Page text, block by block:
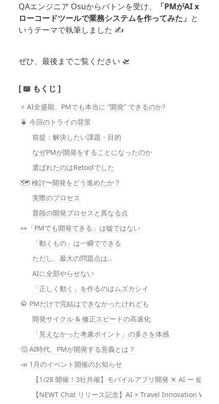
QAエンジニア Osuからバトンを受け、
「PMがAI x
ローコードツールで業務システムを作ってみた」 と
いうテーマで執筆しました ✍
ぜひ、最後までご覧ください 🛫
[ 📖 もくじ ]
⚡️ AI全盛期、PMでも本当に ”開発” できるのか?
🍵 今回のトライの背景
前提：解決したい課題・目的
なぜPMが開発をすることになったのか
選ばれたのはRetoolでした
🗺️ 検討〜開発をどう進めたか？
実際のプロセス
普段の開発プロセスと異なる点
👀「PMでも開発できる」は嘘ではない
「動くもの」は一瞬でできる
ただし、最大の問題点は‥
AIに全部やらせない
「正しく動く」を作るのはムズカシイ
🥋 PMだけで完結はできなかったけれども
開発サイクル & 修正スピードの高速化
「見えなかった考慮ポイント」の多さを体感
🤔 AI時代、PMが開発する意義とは？
📣 1月のイベント開催のお知らせ
【1/28 開催！3社共催】モバイルアプリ開発 ✕ AI ー 組織
【NEWT Chat リリース記念】AI × Travel Innovation Week